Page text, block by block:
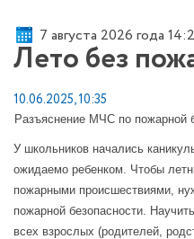
7 августа 2026 года
Лето без
10.06.2025, 10:35
Разъяснение МЧС по пожарной
У школьников начались
ожидаемо ребенком. Чтобы
пожарными происшествиями,
пожарной безопасности.
всех взрослых (родителей,